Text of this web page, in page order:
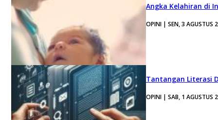
Angka Kelahiran di
OPINI | SEN, 3 AGUSTUS
Tantangan Literasi
OPINI | SAB, 1 AGUSTUS